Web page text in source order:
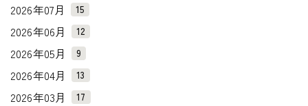
2026年07月 15
2026年06月 12
2026年05月 9
2026年04月 13
2026年03月 17